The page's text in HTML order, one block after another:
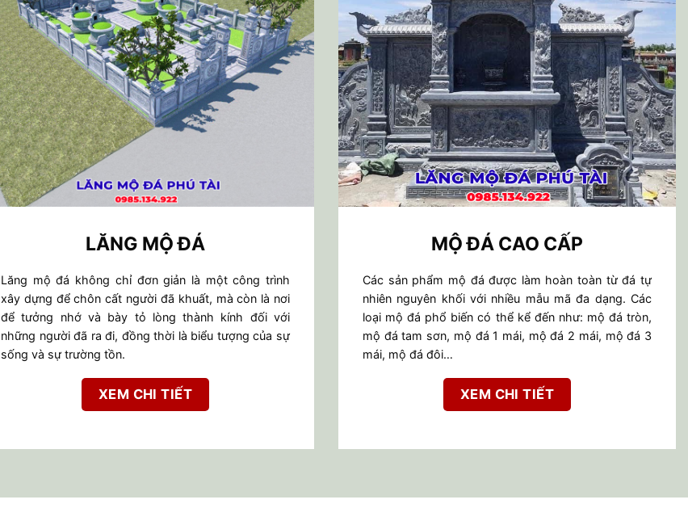
LĂNG MỘ ĐÁ
Lăng mộ đá không chỉ đơn giản là một công trình
xây dựng để chôn cất người đã khuất, mà còn là nơi
để tưởng nhớ và bày tỏ lòng thành kính đối với
những người đã ra đi, đồng thời là biểu tượng của sự
sống và sự trường tồn.
XEM CHI TIẾT
MỘ ĐÁ CAO CẤP
Các sản phẩm mộ đá được làm hoàn toàn từ đá tự
nhiên nguyên khối với nhiều mẫu mã đa dạng. Các
loại mộ đá phổ biến có thể kể đến như: mộ đá tròn,
mộ đá tam sơn, mộ đá 1 mái, mộ đá 2 mái, mộ đá 3
mái, mộ đá đôi…
XEM CHI TIẾT